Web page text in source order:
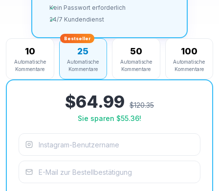
Kein Passwort erforderlich
24/7 Kundendienst
10
Automatische
Kommentare
Bestseller
25
Automatische
Kommentare
50
Automatische
Kommentare
100
Automatische
Kommentare
$64.99
$120.35
Sie sparen $55.36!